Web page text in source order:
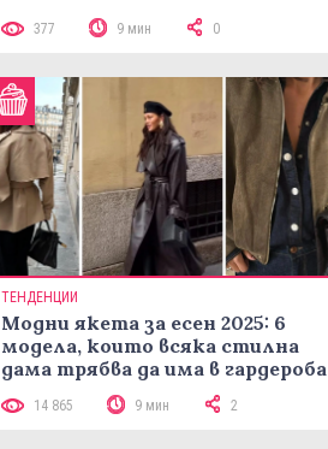
377 9 мин 0
ТЕНДЕНЦИИ
Модни якета за есен 2025: 6
модела, които всяка стилна
дама трябва да има в гардероба
14 865 9 мин 2